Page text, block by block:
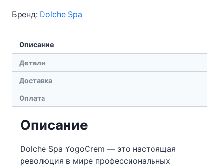
с
Dolche
Spa
YogoCrem
г)
Бренд: Dolche Spa
Описание
Детали
Доставка
Оплата
Описание
Dolche Spa YogoCrem — это настоящая
революция в мире профессиональных